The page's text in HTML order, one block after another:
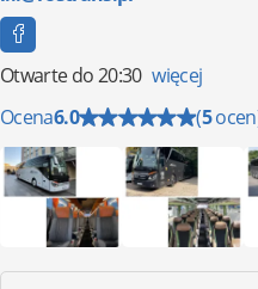
Otwartedo 20:30 więcej
Ocena6.0 (5